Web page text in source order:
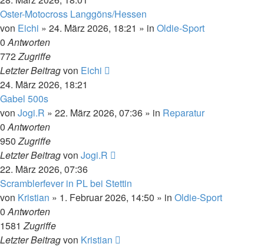
Oster-Motocross Langgöns/Hessen
von Eichi » 24. März 2026, 18:21 » in Oldie-Sport
0Antworten
772Zugriffe
Letzter Beitragvon Eichi
24. März 2026, 18:21
Gabel 500s
von Jogi.R » 22. März 2026, 07:36 » in Reparatur
0Antworten
950Zugriffe
Letzter Beitragvon Jogi.R
22. März 2026, 07:36
Scramblerfever in PL bei Stettin
von Kristian » 1. Februar 2026, 14:50 » in Oldie-Sport
0Antworten
1581Zugriffe
Letzter Beitragvon Kristian